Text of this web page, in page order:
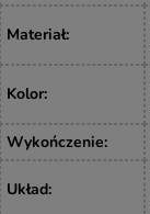
Materiał:
Kolor:
Wykończenie:
Układ: